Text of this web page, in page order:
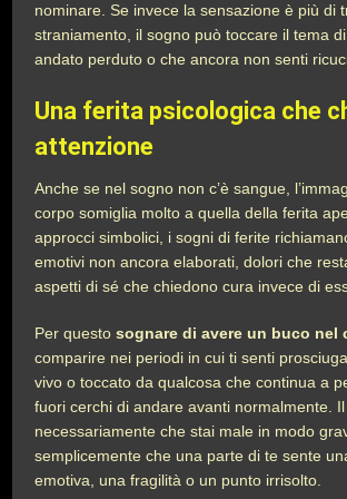
nominare. Se invece la sensazione è più di
straniamento, il sogno può toccare il tema
andato perduto o che ancora non senti
Una ferita psicologica che
attenzione
Anche se nel sogno non c’è sangue,
corpo somiglia molto a quella della ferita
approcci simbolici, i sogni di ferite
emotivi non ancora elaborati, dolori che
aspetti di sé che chiedono cura invece di
Per questosognare di avere un buco nel
comparire nei periodi in cui ti senti
vivo o toccato da qualcosa che continua a
fuori cerchi di andare avanti normalmente.
necessariamente che stai male in modo
semplicemente che una parte di te sente
emotiva, una fragilità o un punto irrisolto.